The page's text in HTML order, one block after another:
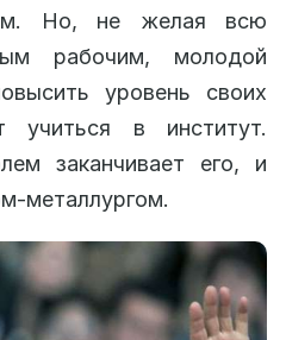
Но, не желая всю
рабочим, молодой
уровень своих
учиться в институт.
заканчивает его, и
металлургом.